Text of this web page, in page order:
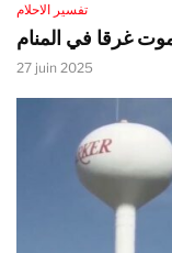
تفسير الاحلام
غرقا في المنام
27 juin 2025